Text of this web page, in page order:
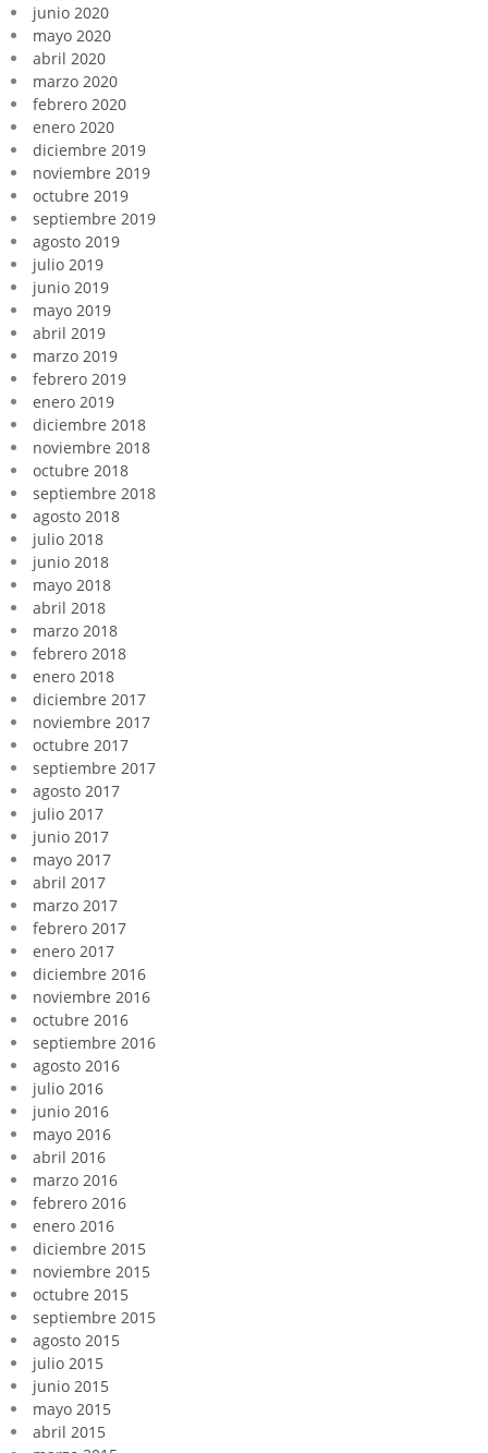
junio 2020
mayo 2020
abril 2020
marzo 2020
febrero 2020
enero 2020
diciembre 2019
noviembre 2019
octubre 2019
septiembre 2019
agosto 2019
julio 2019
junio 2019
mayo 2019
abril 2019
marzo 2019
febrero 2019
enero 2019
diciembre 2018
noviembre 2018
octubre 2018
septiembre 2018
agosto 2018
julio 2018
junio 2018
mayo 2018
abril 2018
marzo 2018
febrero 2018
enero 2018
diciembre 2017
noviembre 2017
octubre 2017
septiembre 2017
agosto 2017
julio 2017
junio 2017
mayo 2017
abril 2017
marzo 2017
febrero 2017
enero 2017
diciembre 2016
noviembre 2016
octubre 2016
septiembre 2016
agosto 2016
julio 2016
junio 2016
mayo 2016
abril 2016
marzo 2016
febrero 2016
enero 2016
diciembre 2015
noviembre 2015
octubre 2015
septiembre 2015
agosto 2015
julio 2015
junio 2015
mayo 2015
abril 2015